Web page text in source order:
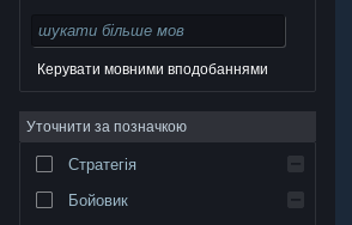
© Valve Corporation. Усі права захищено. Усі
Юридична інформація
підписника Steam
cookie
Керувати мовними вподобаннями
Уточнити за позначкою
Стратегія
Бойовик